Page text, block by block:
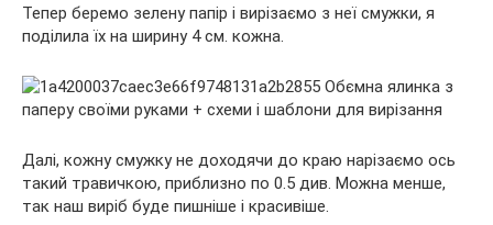
Тепер беремо зелену папір і вирізаємо з неї смужки, я
поділила їх на ширину 4 см. кожна.
Далі, кожну смужку не доходячи до краю нарізаємо ось
такий травичкою, приблизно по 0.5 див. Можна менше,
так наш виріб буде пишніше і красивіше.